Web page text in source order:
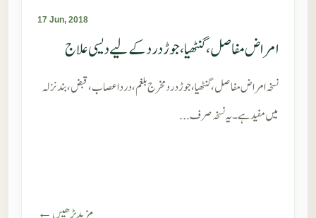
17 Jun, 2018
امراض مفاصل، گنٹھیا، جوڑ درد کے لیے دیسی علاج
نسخہ امراض مفاصل، گنٹھیا، جوڑ درد مخرج بلغم، درد اعصاب، قبض، بندنزلہ
میں مفید ہے۔ یہ نسخہ صرف...